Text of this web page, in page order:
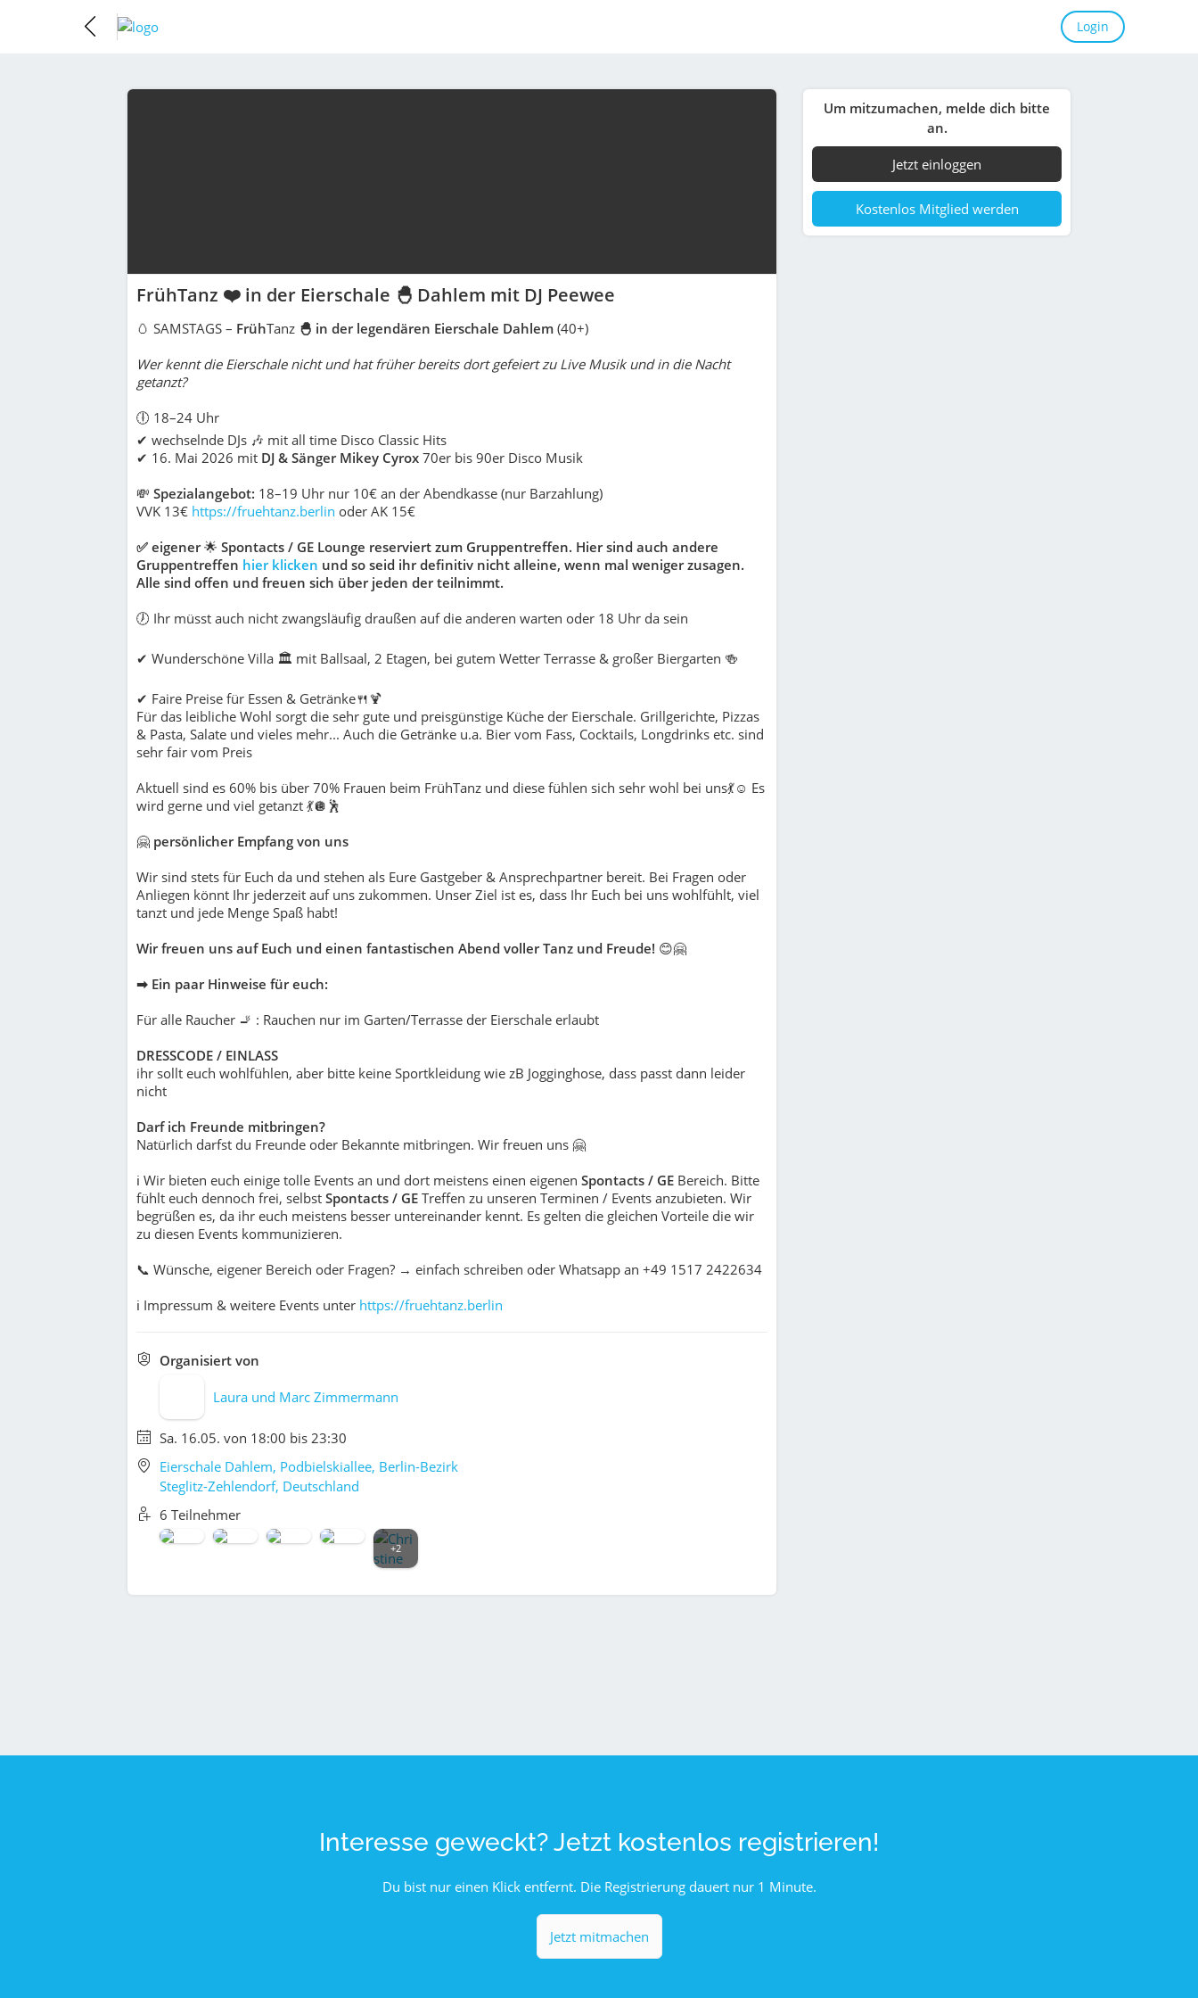
Login
Um mitzumachen, melde dich bitte
an.
Jetzt einloggen
Kostenlos Mitglied werden
FrühTanz ❤️ in der Eierschale 🐣 Dahlem mit DJ Peewee
🥚 SAMSTAGS – FrühTanz 🐣 in der legendären Eierschale Dahlem (40+)
Wer kennt die Eierschale nicht und hat früher bereits dort gefeiert zu Live Musik und in die Nacht
getanzt?
🕕 18–24 Uhr
✔ wechselnde DJs 🎶 mit all time Disco Classic Hits
✔ 16. Mai 2026 mit DJ & Sänger Mikey Cyrox 70er bis 90er Disco Musik
💸 Spezialangebot: 18–19 Uhr nur 10€ an der Abendkasse (nur Barzahlung)
VVK 13€ https://fruehtanz.berlin oder AK 15€
✅ eigener🌟 Spontacts / GE Lounge reserviert zum Gruppentreffen. Hier sind auch andere
Gruppentreffen hier klicken und so seid ihr definitiv nicht alleine, wenn mal weniger zusagen.
Alle sind offen und freuen sich über jeden der teilnimmt.
🕖 Ihr müsst auch nicht zwangsläufig draußen auf die anderen warten oder 18 Uhr da sein
✔ Wunderschöne Villa 🏛 mit Ballsaal, 2 Etagen, bei gutem Wetter Terrasse & großer Biergarten 🍻
✔ Faire Preise für Essen & Getränke🍴🍹
Für das leibliche Wohl sorgt die sehr gute und preisgünstige Küche der Eierschale. Grillgerichte, Pizzas
& Pasta, Salate und vieles mehr... Auch die Getränke u.a. Bier vom Fass, Cocktails, Longdrinks etc. sind
sehr fair vom Preis
Aktuell sind es 60% bis über 70% Frauen beim FrühTanz und diese fühlen sich sehr wohl bei uns💃☺ Es
wird gerne und viel getanzt 💃🪩🕺
🤗 persönlicher Empfang von uns
Wir sind stets für Euch da und stehen als Eure Gastgeber & Ansprechpartner bereit. Bei Fragen oder
Anliegen könnt Ihr jederzeit auf uns zukommen. Unser Ziel ist es, dass Ihr Euch bei uns wohlfühlt, viel
tanzt und jede Menge Spaß habt!
Wir freuen uns auf Euch und einen fantastischen Abend voller Tanz und Freude! 😊🤗
➡ Ein paar Hinweise für euch:
Für alle Raucher 🚬 : Rauchen nur im Garten/Terrasse der Eierschale erlaubt
DRESSCODE / EINLASS
ihr sollt euch wohlfühlen, aber bitte keine Sportkleidung wie zB Jogginghose, dass passt dann leider
nicht
Darf ich Freunde mitbringen?
Natürlich darfst du Freunde oder Bekannte mitbringen. Wir freuen uns 🤗
ℹ Wir bieten euch einige tolle Events an und dort meistens einen eigenen Spontacts / GE Bereich. Bitte
fühlt euch dennoch frei, selbst Spontacts / GE Treffen zu unseren Terminen / Events anzubieten. Wir
begrüßen es, da ihr euch meistens besser untereinander kennt. Es gelten die gleichen Vorteile die wir
zu diesen Events kommunizieren.
📞 Wünsche, eigener Bereich oder Fragen? → einfach schreiben oder Whatsapp an ‪+49 1517 2422634
ℹ Impressum & weitere Events unter https://fruehtanz.berlin
Organisiert von
Laura und Marc Zimmermann
Sa. 16.05. von 18:00 bis 23:30
Eierschale Dahlem, Podbielskiallee, Berlin-Bezirk
Steglitz-Zehlendorf, Deutschland
6 Teilnehmer
+2
Interesse geweckt? Jetzt kostenlos registrieren!
Du bist nur einen Klick entfernt. Die Registrierung dauert nur 1 Minute.
Jetzt mitmachen